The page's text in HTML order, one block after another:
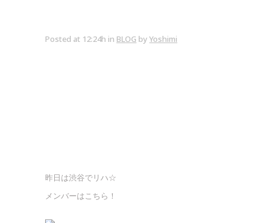
Posted at 12:24h in BLOG byYoshimi
昨日は渋谷でリハ☆
メンバーはこちら！